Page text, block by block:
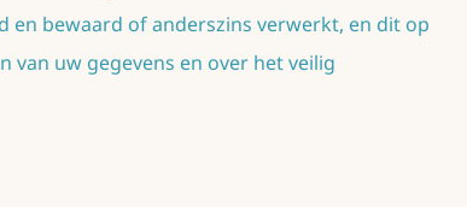
en bewaard of anderszins verwerkt, en dit op
van uw gegevens en over het veilig